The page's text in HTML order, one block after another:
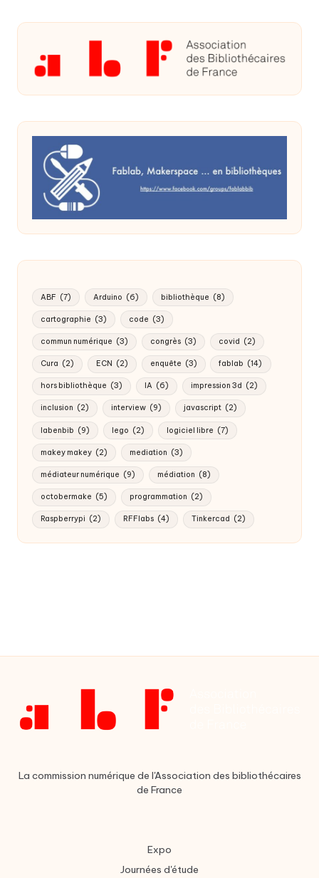
ABF (7) Arduino (6) bibliothèque (8)
cartographie (3) code (3)
commun numérique (3) congrès (3) covid (2)
Cura (2) ECN (2) enquête (3) fablab (14)
hors bibliothèque (3) IA (6) impression 3d (2)
inclusion (2) interview (9) javascript (2)
labenbib (9) lego (2) logiciel libre (7)
makey makey (2) mediation (3)
médiateur numérique (9) médiation (8)
octobermake (5) programmation (2)
Raspberrypi (2) RFFlabs (4) Tinkercad (2)
La commission numérique de l'Association des bibliothécaires
de France
Expo
Journées d'étude